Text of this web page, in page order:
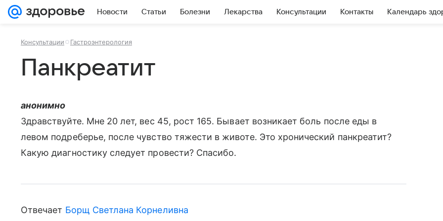
Новости Статьи Болезни Лекарства Консультации Контакты Календарь
Консультации Гастроэнтерология
Панкреатит
анонимно
Здравствуйте. Мне 20 лет, вес 45, рост 165. Бывает возникает боль после еды в
левом подреберье, после чувство тяжести в животе. Это хронический панкреатит?
Какую диагностику следует провести? Спасибо.
Отвечает Борщ Светлана Корнеливна